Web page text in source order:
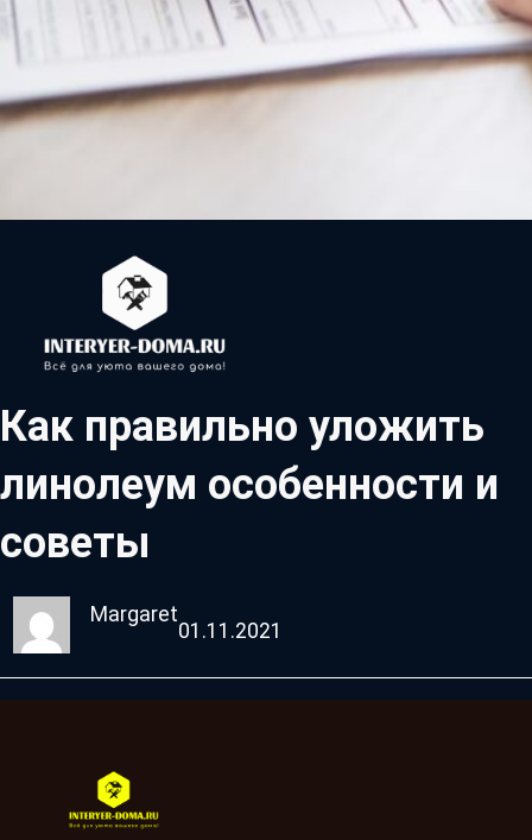
Как правильно уложить
линолеум особенности и
советы
Margaret
01.11.2021